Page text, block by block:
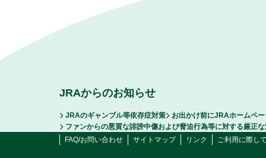
JRAからのお知らせ
JRAのギャンブル等依存症対策
お出かけ前にJRAホームペ
ファンからの悪質な誹謗中傷および脅迫行為等に対する厳正
FAQ/お問い合わせ
サイトマップ リンク ご利用に際し